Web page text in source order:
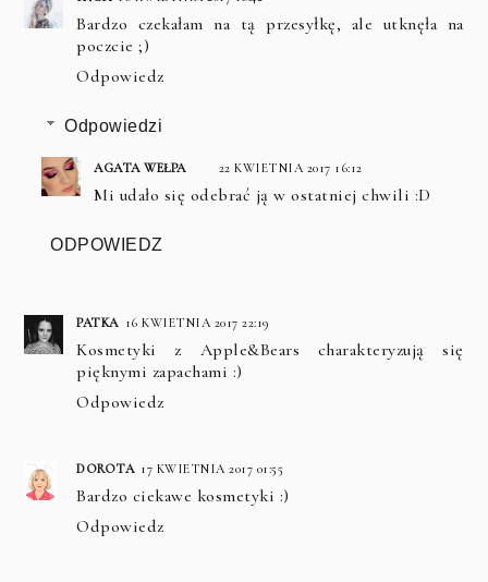
Bardzo czekałam na tą przesyłkę, ale utknęła na
poczcie ;)
Odpowiedz
Odpowiedzi
AGATA WEŁPA 22 KWIETNIA 2017 16:12
Mi udało się odebrać ją w ostatniej chwili :D
ODPOWIEDZ
PATKA 16 KWIETNIA 2017 22:19
Kosmetyki z Apple&Bears charakteryzują się
pięknymi zapachami :)
Odpowiedz
DOROTA 17 KWIETNIA 2017 01:55
Bardzo ciekawe kosmetyki :)
Odpowiedz